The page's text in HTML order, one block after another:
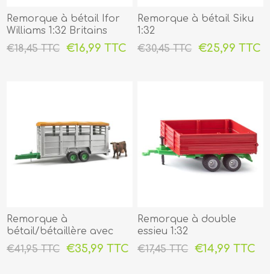
Remorque à bétail Ifor
Williams 1:32 Britains
€18,45 TTC
€16,99 TTC
Remorque à bétail Siku
1:32
€30,45 TTC
€25,99 TTC
Remorque à
bétail/bétaillère avec
vache Bruder 1:16
€41,95 TTC €35,99 TTC
Remorque à double
essieu 1:32
€17,45 TTC
€14,99 TTC